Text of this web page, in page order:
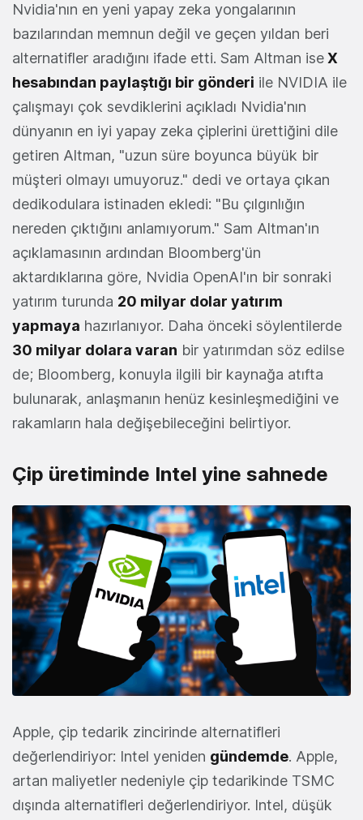
Nvidia'nın en yeni yapay zeka yongalarının
bazılarından memnun değil ve geçen yıldan beri
alternatifler aradığını ifade etti. Sam Altman iseX
hesabından paylaştığı bir gönderi ile NVIDIA ile
çalışmayı çok sevdiklerini açıkladı Nvidia'nın
dünyanın en iyi yapay zeka çiplerini ürettiğini dile
getiren Altman, "uzun süre boyunca büyük bir
müşteri olmayı umuyoruz." dedi ve ortaya çıkan
dedikodulara istinaden ekledi: "Bu çılgınlığın
nereden çıktığını anlamıyorum." Sam Altman'ın
açıklamasının ardından Bloomberg'ün
aktardıklarına göre, Nvidia OpenAI'ın bir sonraki
yatırım turunda 20 milyar dolar yatırım
yapmaya hazırlanıyor. Daha önceki söylentilerde
30 milyar dolara varan bir yatırımdan söz edilse
de; Bloomberg, konuyla ilgili bir kaynağa atıfta
bulunarak, anlaşmanın henüz kesinleşmediğini ve
rakamların hala değişebileceğini belirtiyor.
Çip üretiminde Intel yine sahnede
Apple, çip tedarik zincirinde alternatifleri
değerlendiriyor: Intel yeniden gündemde. Apple,
artan maliyetler nedeniyle çip tedarikinde TSMC
dışında alternatifleri değerlendiriyor. Intel, düşük